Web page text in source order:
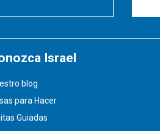
Israel
blog
para Hacer
Guiadas